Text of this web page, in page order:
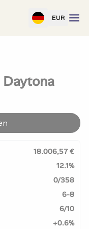
EUR
Daytona
18.006,57 €
12.1%
0/358
6-8
6/10
+0.6%